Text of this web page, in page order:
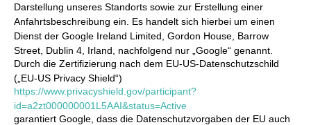
Darstellung unseres Standorts sowie zur Erstellung einer
Anfahrtsbeschreibung ein. Es handelt sich hierbei um einen
Dienst der Google Ireland Limited, Gordon House, Barrow
Street, Dublin 4, Irland, nachfolgend nur „Google“ genannt.
Durch die Zertifizierung nach dem EU-US-Datenschutzschild
(„EU-US Privacy Shield“)
https://www.privacyshield.gov/participant?
id=a2zt000000001L5AAI&status=Active
garantiert Google, dass die Datenschutzvorgaben der EU auch